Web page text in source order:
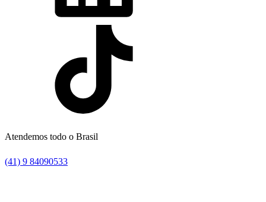
Atendemos todo o Brasil
(41) 9 84090533